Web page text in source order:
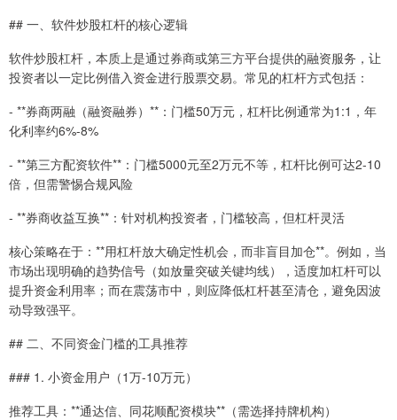
## 一、软件炒股杠杆的核心逻辑
软件炒股杠杆，本质上是通过券商或第三方平台提供的融资服务，让
投资者以一定比例借入资金进行股票交易。常见的杠杆方式包括：
- **券商两融（融资融券）**：门槛50万元，杠杆比例通常为1:1，年
化利率约6%-8%
- **第三方配资软件**：门槛5000元至2万元不等，杠杆比例可达2-10
倍，但需警惕合规风险
- **券商收益互换**：针对机构投资者，门槛较高，但杠杆灵活
核心策略在于：**用杠杆放大确定性机会，而非盲目加仓**。例如，当
市场出现明确的趋势信号（如放量突破关键均线），适度加杠杆可以
提升资金利用率；而在震荡市中，则应降低杠杆甚至清仓，避免因波
动导致强平。
## 二、不同资金门槛的工具推荐
### 1. 小资金用户（1万-10万元）
推荐工具：**通达信、同花顺配资模块**（需选择持牌机构）